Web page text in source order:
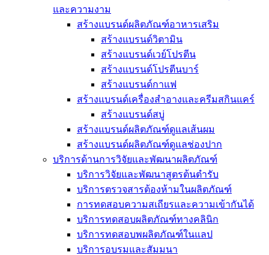
และความงาม
สร้างแบรนด์ผลิตภัณฑ์อาหารเสริม
สร้างแบรนด์วิตามิน
สร้างแบรนด์เวย์โปรตีน
สร้างแบรนด์โปรตีนบาร์
สร้างแบรนด์กาแฟ
สร้างแบรนด์เครื่องสำอางและครีมสกินแคร์
สร้างแบรนด์สบู่
สร้างแบรนด์ผลิตภัณฑ์ดูแลเส้นผม
สร้างแบรนด์ผลิตภัณฑ์ดูแลช่องปาก
บริการด้านการวิจัยและพัฒนาผลิตภัณฑ์
บริการวิจัยและพัฒนาสูตรต้นตำรับ
บริการตรวจสารต้องห้ามในผลิตภัณฑ์
การทดสอบความสเถียรและความเข้ากันได้
บริการทดสอบผลิตภัณฑ์ทางคลินิก
บริการทดสอบพผลิตภัณฑ์ในแลป
บริการอบรมและสัมมนา